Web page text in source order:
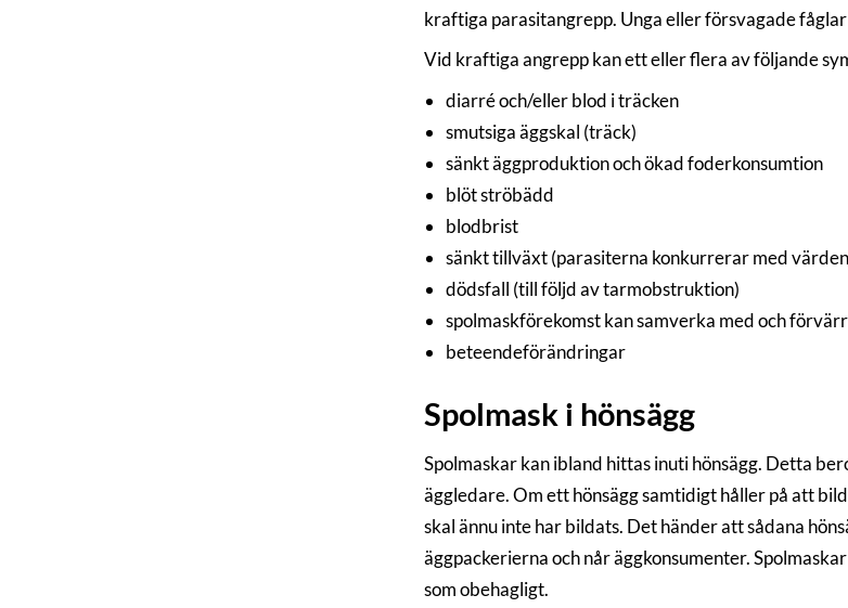
kraftiga parasitangrepp. Unga eller försvagade
Vid kraftiga angrepp kan ett eller flera av följande
diarré och/eller blod i träcken
smutsiga äggskal (träck)
sänkt äggproduktion och ökad foderkonsumtion
blöt ströbädd
blodbrist
sänkt tillväxt (parasiterna konkurrerar med
dödsfall (till följd av tarmobstruktion)
spolmaskförekomst kan samverka med och
beteendeförändringar
Spolmask i hönsägg
Spolmaskar kan ibland hittas inuti hönsägg. Detta
äggledare. Om ett hönsägg samtidigt håller på att
skal ännu inte har bildats. Det händer att sådana
äggpackerierna och når äggkonsumenter.
som obehagligt.